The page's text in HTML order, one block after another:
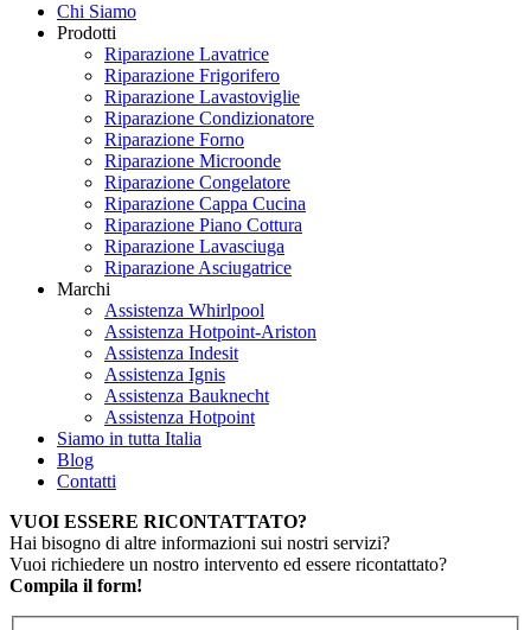
Chi Siamo
Prodotti
Riparazione Lavatrice
Riparazione Frigorifero
Riparazione Lavastoviglie
Riparazione Condizionatore
Riparazione Forno
Riparazione Microonde
Riparazione Congelatore
Riparazione Cappa Cucina
Riparazione Piano Cottura
Riparazione Lavasciuga
Riparazione Asciugatrice
Marchi
Assistenza Whirlpool
Assistenza Hotpoint-Ariston
Assistenza Indesit
Assistenza Ignis
Assistenza Bauknecht
Assistenza Hotpoint
Siamo in tutta Italia
Blog
Contatti
VUOI ESSERE RICONTATTATO?
Hai bisogno di altre informazioni sui nostri servizi?
Vuoi richiedere un nostro intervento ed essere ricontattato?
Compila il form!